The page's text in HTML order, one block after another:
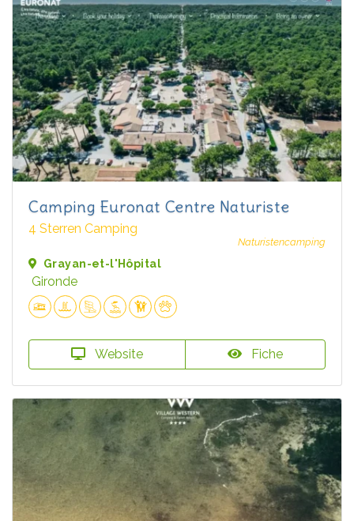
Camping Euronat Centre Naturiste
4 Sterren Camping
Naturistencamping
Grayan-et-l'Hôpital
Gironde
Website Fiche